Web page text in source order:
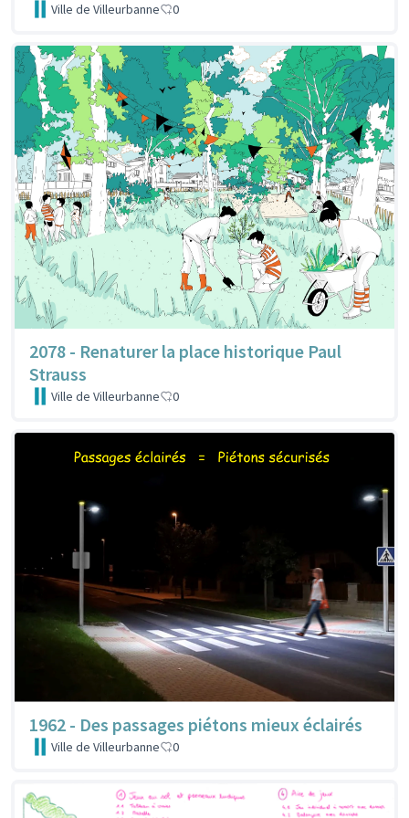
Ville de Villeurbanne 0
2078 - Renaturer la place historique Paul
Strauss
Ville de Villeurbanne 0
1962 - Des passages piétons mieux éclairés
Ville de Villeurbanne 0